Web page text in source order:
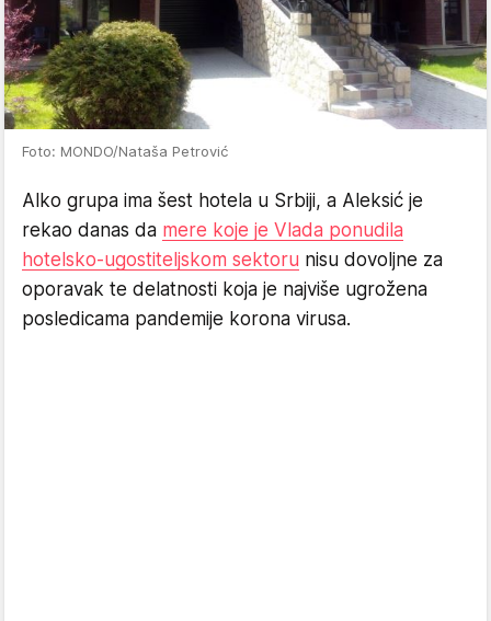
Foto: MONDO/Nataša Petrović
Alko grupa ima šest hotela u Srbiji, a Aleksić je
rekao danas da mere koje je Vlada ponudila
hotelsko-ugostiteljskom sektoru nisu dovoljne za
oporavak te delatnosti koja je najviše ugrožena
posledicama pandemije korona virusa.